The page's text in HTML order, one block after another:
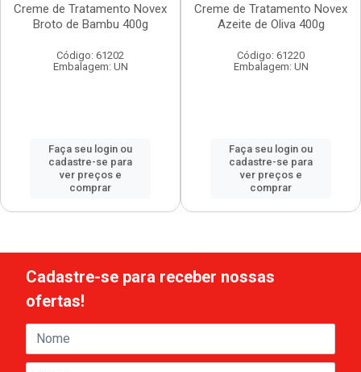
Creme de Tratamento Novex
Broto de Bambu 400g
Código: 61202
Embalagem: UN
Faça seu login ou
cadastre-se para
ver preços e
comprar
Creme de Tratamento Novex
Azeite de Oliva 400g
Código: 61220
Embalagem: UN
Faça seu login ou
cadastre-se para
ver preços e
comprar
Cadastre-se para receber nossas
ofertas!